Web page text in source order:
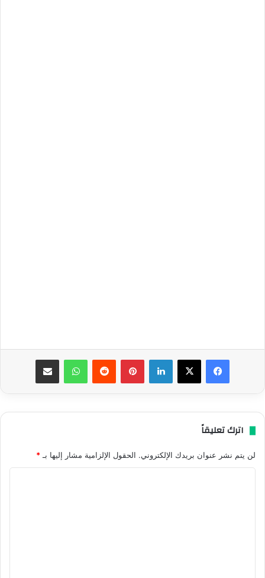
فيسبوك ‫X لينكدإن بينتيريست واتساب مشاركة عبر البريد
اترك تعليقاً
لن يتم نشر عنوان بريدك الإلكتروني. الحقول الإلزامية مشار إليها بـ *